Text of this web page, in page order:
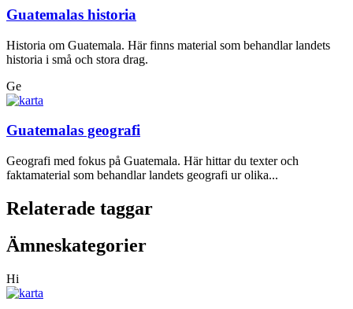
Guatemalas historia
Historia om Guatemala. Här finns material som behandlar landets
historia i små och stora drag.
Ge
Guatemalas geografi
Geografi med fokus på Guatemala. Här hittar du texter och
faktamaterial som behandlar landets geografi ur olika...
Relaterade taggar
Ämneskategorier
Hi